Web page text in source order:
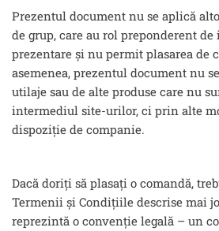
Prezentul document nu se aplică
de grup, care au rol preponderent de
prezentare și nu permit plasarea de
asemenea, prezentul document nu
utilaje sau de alte produse care nu
intermediul site-urilor, ci prin alte
dispoziție de companie.
Dacă doriți să plasați o comandă,
Termenii și Condițiile descrise mai
reprezintă o convenție legală – un